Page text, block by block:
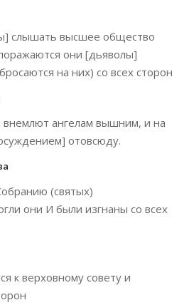
слышать высшее общество
они [дьяволы]
на них) со всех сторон
ангелам вышним, и на
отовсюду.
(святых)
они И были изгнаны со всех
к верховному совету и